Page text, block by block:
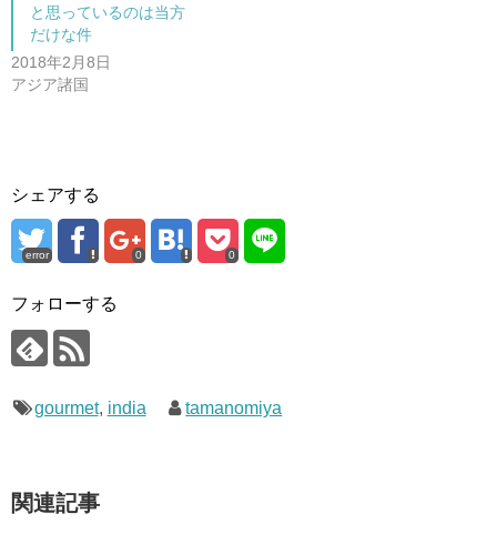
)
と思っているのは当方
だけな件
2018年2月8日
アジア諸国
シェアする
error 0 0
フォローする
gourmet, india tamanomiya
関連記事